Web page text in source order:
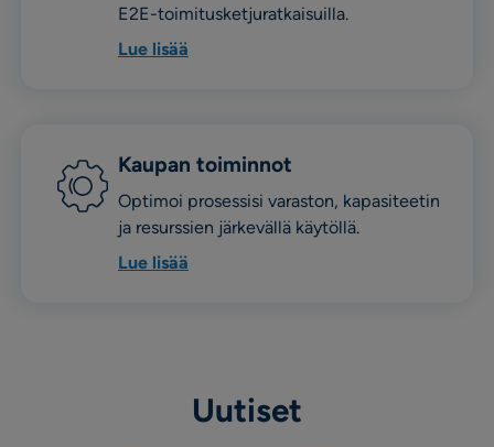
E2E-toimitusketjuratkaisuilla.
Lue lisää
Kaupan toiminnot
Optimoi prosessisi varaston, kapasiteetin
ja resurssien järkevällä käytöllä.
Lue lisää
Uutiset